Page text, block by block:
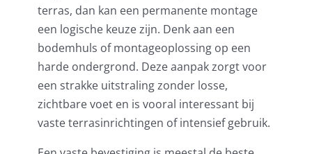
terras, dan kan een permanente montage
een logische keuze zijn. Denk aan een
bodemhuls of montageoplossing op een
harde ondergrond. Deze aanpak zorgt voor
een strakke uitstraling zonder losse,
zichtbare voet en is vooral interessant bij
vaste terrasinrichtingen of intensief gebruik.